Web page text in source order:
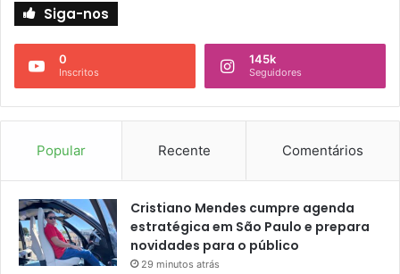
Siga-nos
0
Inscritos
145k
Seguidores
Popular Recente Comentários
Cristiano Mendes cumpre agenda
estratégica em São Paulo e prepara
novidades para o público
29 minutos atrás